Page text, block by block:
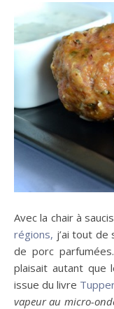
Avec la chair à
régions, j’ai tout
de porc
plaisait autant que
issue du livre
vapeur au micro-